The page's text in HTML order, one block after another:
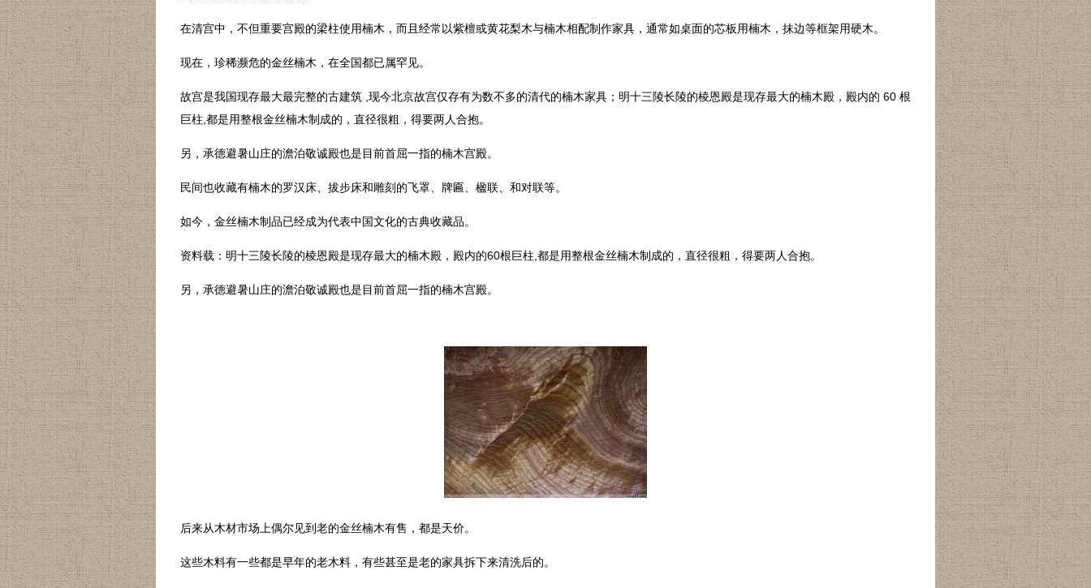
在清宫中，不但重要宫殿的梁柱使用楠木，而且经常以紫檀或黄花梨木与楠木相配制作家具，通常如桌面的芯板用楠木，抹边等框架用硬木。
现在，珍稀濒危的金丝楠木，在全国都已属罕见。
故宫是我国现存最大最完整的古建筑 ,现今北京故宫仅存有为数不多的清代的楠木家具；明十三陵长陵的棱恩殿是现存最大的楠木殿，殿内的 60 根
巨柱,都是用整根金丝楠木制成的，直径很粗，得要两人合抱。
另，承德避暑山庄的澹泊敬诚殿也是目前首屈一指的楠木宫殿。
民间也收藏有楠木的罗汉床、拔步床和雕刻的飞罩、牌匾、楹联、和对联等。
如今，金丝楠木制品已经成为代表中国文化的古典收藏品。
资料载：明十三陵长陵的棱恩殿是现存最大的楠木殿，殿内的60根巨柱,都是用整根金丝楠木制成的，直径很粗，得要两人合抱。
另，承德避暑山庄的澹泊敬诚殿也是目前首屈一指的楠木宫殿。
后来从木材市场上偶尔见到老的金丝楠木有售，都是天价。
这些木料有一些都是早年的老木料，有些甚至是老的家具拆下来清洗后的。